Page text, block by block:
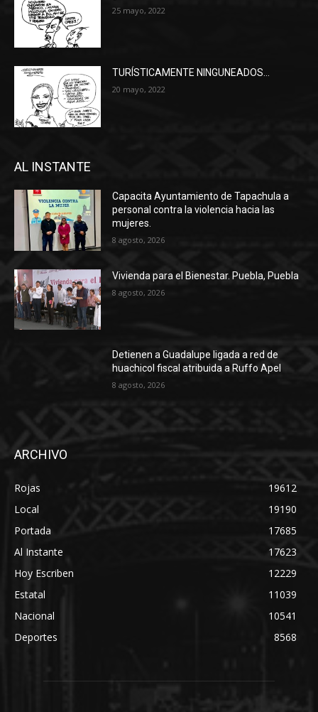
25 mayo, 2022
TURÍSTICAMENTE NINGUNEADOS…
20 mayo, 2022
AL INSTANTE
Capacita Ayuntamiento de Tapachula a
personal contra la violencia hacia las
mujeres.
8 agosto, 2026
Vivienda para el Bienestar. Puebla, Puebla
8 agosto, 2026
Detienen a Guadalupe ligada a red de
huachicol fiscal atribuida a Ruffo Apel
8 agosto, 2026
ARCHIVO
Rojas
19612
Local
19190
Portada
17685
Al Instante
17623
Hoy Escriben
12229
Estatal
11039
Nacional
10541
Deportes
8568